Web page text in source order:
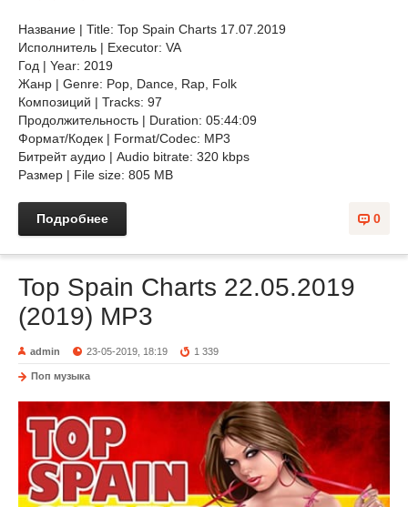
Название | Title: Top Spain Charts 17.07.2019
Исполнитель | Executor: VA
Год | Year: 2019
Жанр | Genre: Pop, Dance, Rap, Folk
Композиций | Tracks: 97
Продолжительность | Duration: 05:44:09
Формат/Кодек | Format/Codec: MP3
Битрейт аудио | Audio bitrate: 320 kbps
Размер | File size: 805 MB
0
Подробнее
Top Spain Charts 22.05.2019
(2019) MP3
admin 23-05-2019, 18:19 1 339
Поп музыка